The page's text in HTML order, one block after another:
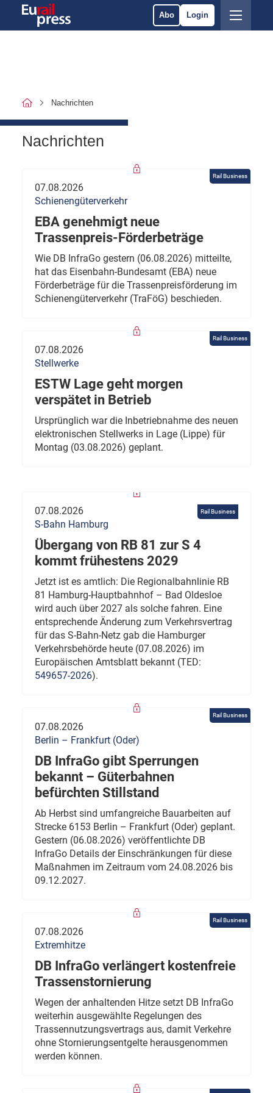
Abo Login
Nachrichten
Nachrichten
Rail Business
07.08.2026
Schienengüterverkehr
EBA genehmigt neue
Trassenpreis-Förderbeträge
Wie DB InfraGo gestern (06.08.2026) mitteilte,
hat das Eisenbahn-Bundesamt (EBA) neue
Förderbeträge für die Trassenpreisförderung im
Schienengüterverkehr (TraFöG) beschieden.
Rail Business
07.08.2026
Stellwerke
ESTW Lage geht morgen
verspätet in Betrieb
Ursprünglich war die Inbetriebnahme des neuen
elektronischen Stellwerks in Lage (Lippe) für
Montag (03.08.2026) geplant.
Rail Business
07.08.2026
S-Bahn Hamburg
Übergang von RB 81 zur S 4
kommt frühestens 2029
Jetzt ist es amtlich: Die Regionalbahnlinie RB
81 Hamburg-Hauptbahnhof – Bad Oldesloe
wird auch über 2027 als solche fahren. Eine
entsprechende Änderung zum Verkehrsvertrag
für das S-Bahn-Netz gab die Hamburger
Verkehrsbehörde heute (07.08.2026) im
Europäischen Amtsblatt bekannt (TED:
549657-2026).
Rail Business
07.08.2026
Berlin – Frankfurt (Oder)
DB InfraGo gibt Sperrungen
bekannt – Güterbahnen
befürchten Stillstand
Ab Herbst sind umfangreiche Bauarbeiten auf
Strecke 6153 Berlin – Frankfurt (Oder) geplant.
Gestern (06.08.2026) veröffentlichte DB
InfraGo Details der Einschränkungen für diese
Maßnahmen im Zeitraum vom 24.08.2026 bis
09.12.2027.
Rail Business
07.08.2026
Extremhitze
DB InfraGo verlängert kostenfreie
Trassenstornierung
Wegen der anhaltenden Hitze setzt DB InfraGo
weiterhin ausgewählte Regelungen des
Trassennutzungsvertrags aus, damit Verkehre
ohne Stornierungsentgelte herausgenommen
werden können.